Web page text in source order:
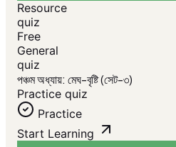
Resource
quiz
Free
General
quiz
পঞ্চম অধ্যায়: মেঘ-বৃষ্টি (সেট-৩)
Practice quiz
Practice
Start Learning